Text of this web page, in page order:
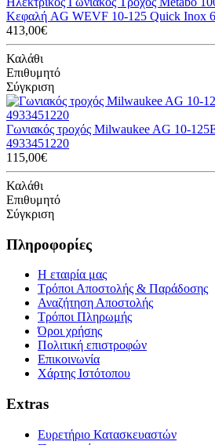
Κεφαλή AG WEVF 10-125 Quick Inox
413,00€
Καλάθι
Επιθυμητό
Σύγκριση
Γωνιακός τροχός Milwaukee AG 10-
4933451220
115,00€
Καλάθι
Επιθυμητό
Σύγκριση
Πληροφορίες
Η εταιρία μας
Τρόποι Αποστολής & Παράδοσης
Αναζήτηση Αποστολής
Τρόποι Πληρωμής
Όροι χρήσης
Πολιτική επιστροφών
Επικοινωνία
Χάρτης Ιστότοπου
Extras
Ευρετήριο Κατασκευαστών